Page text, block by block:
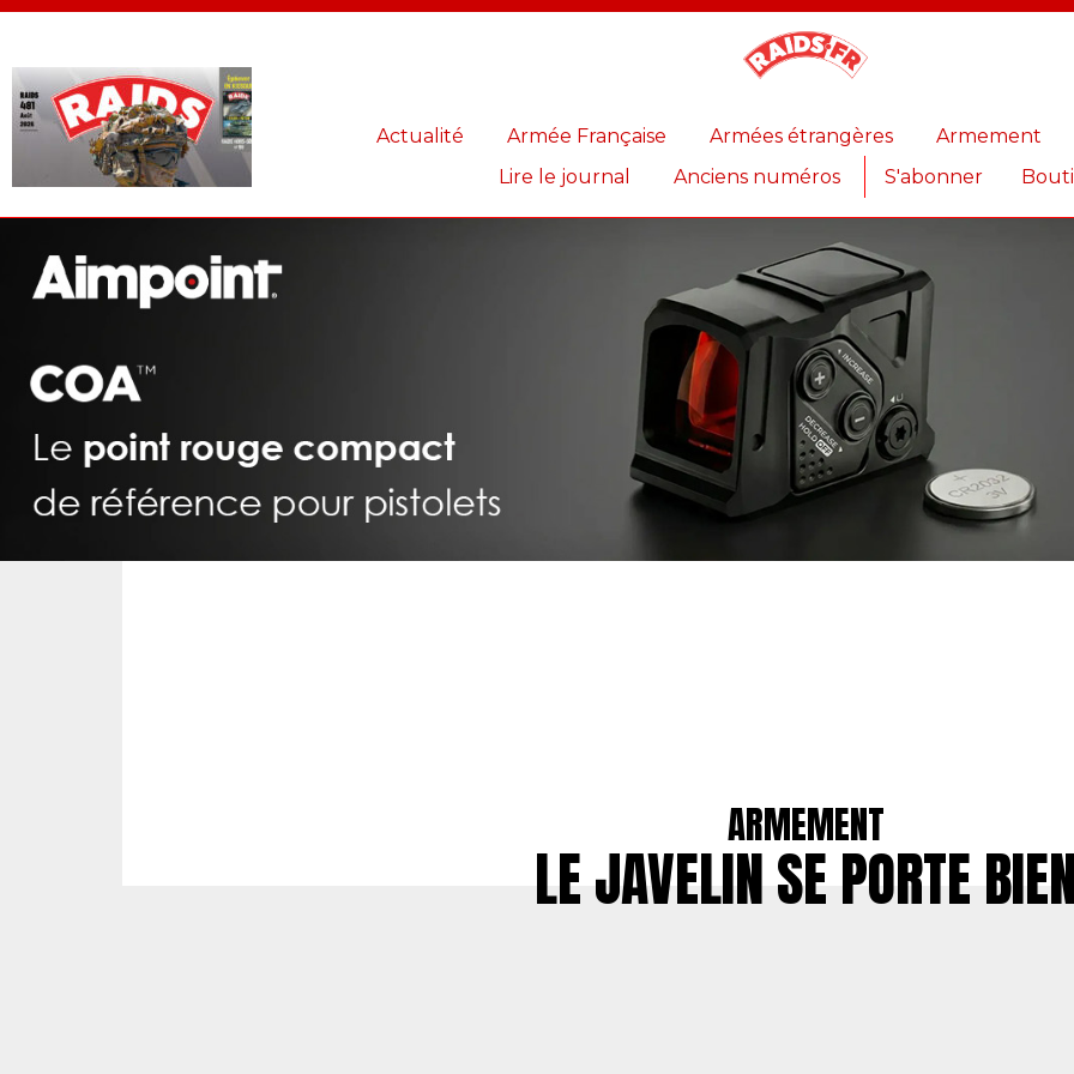
Actualité Armée Française Armées étrangères
Armement
Lire le journal
Anciens numéros S'abonner
ARMEMENT
LE JAVELIN SE PORTE
Panneau de gestion des cookies